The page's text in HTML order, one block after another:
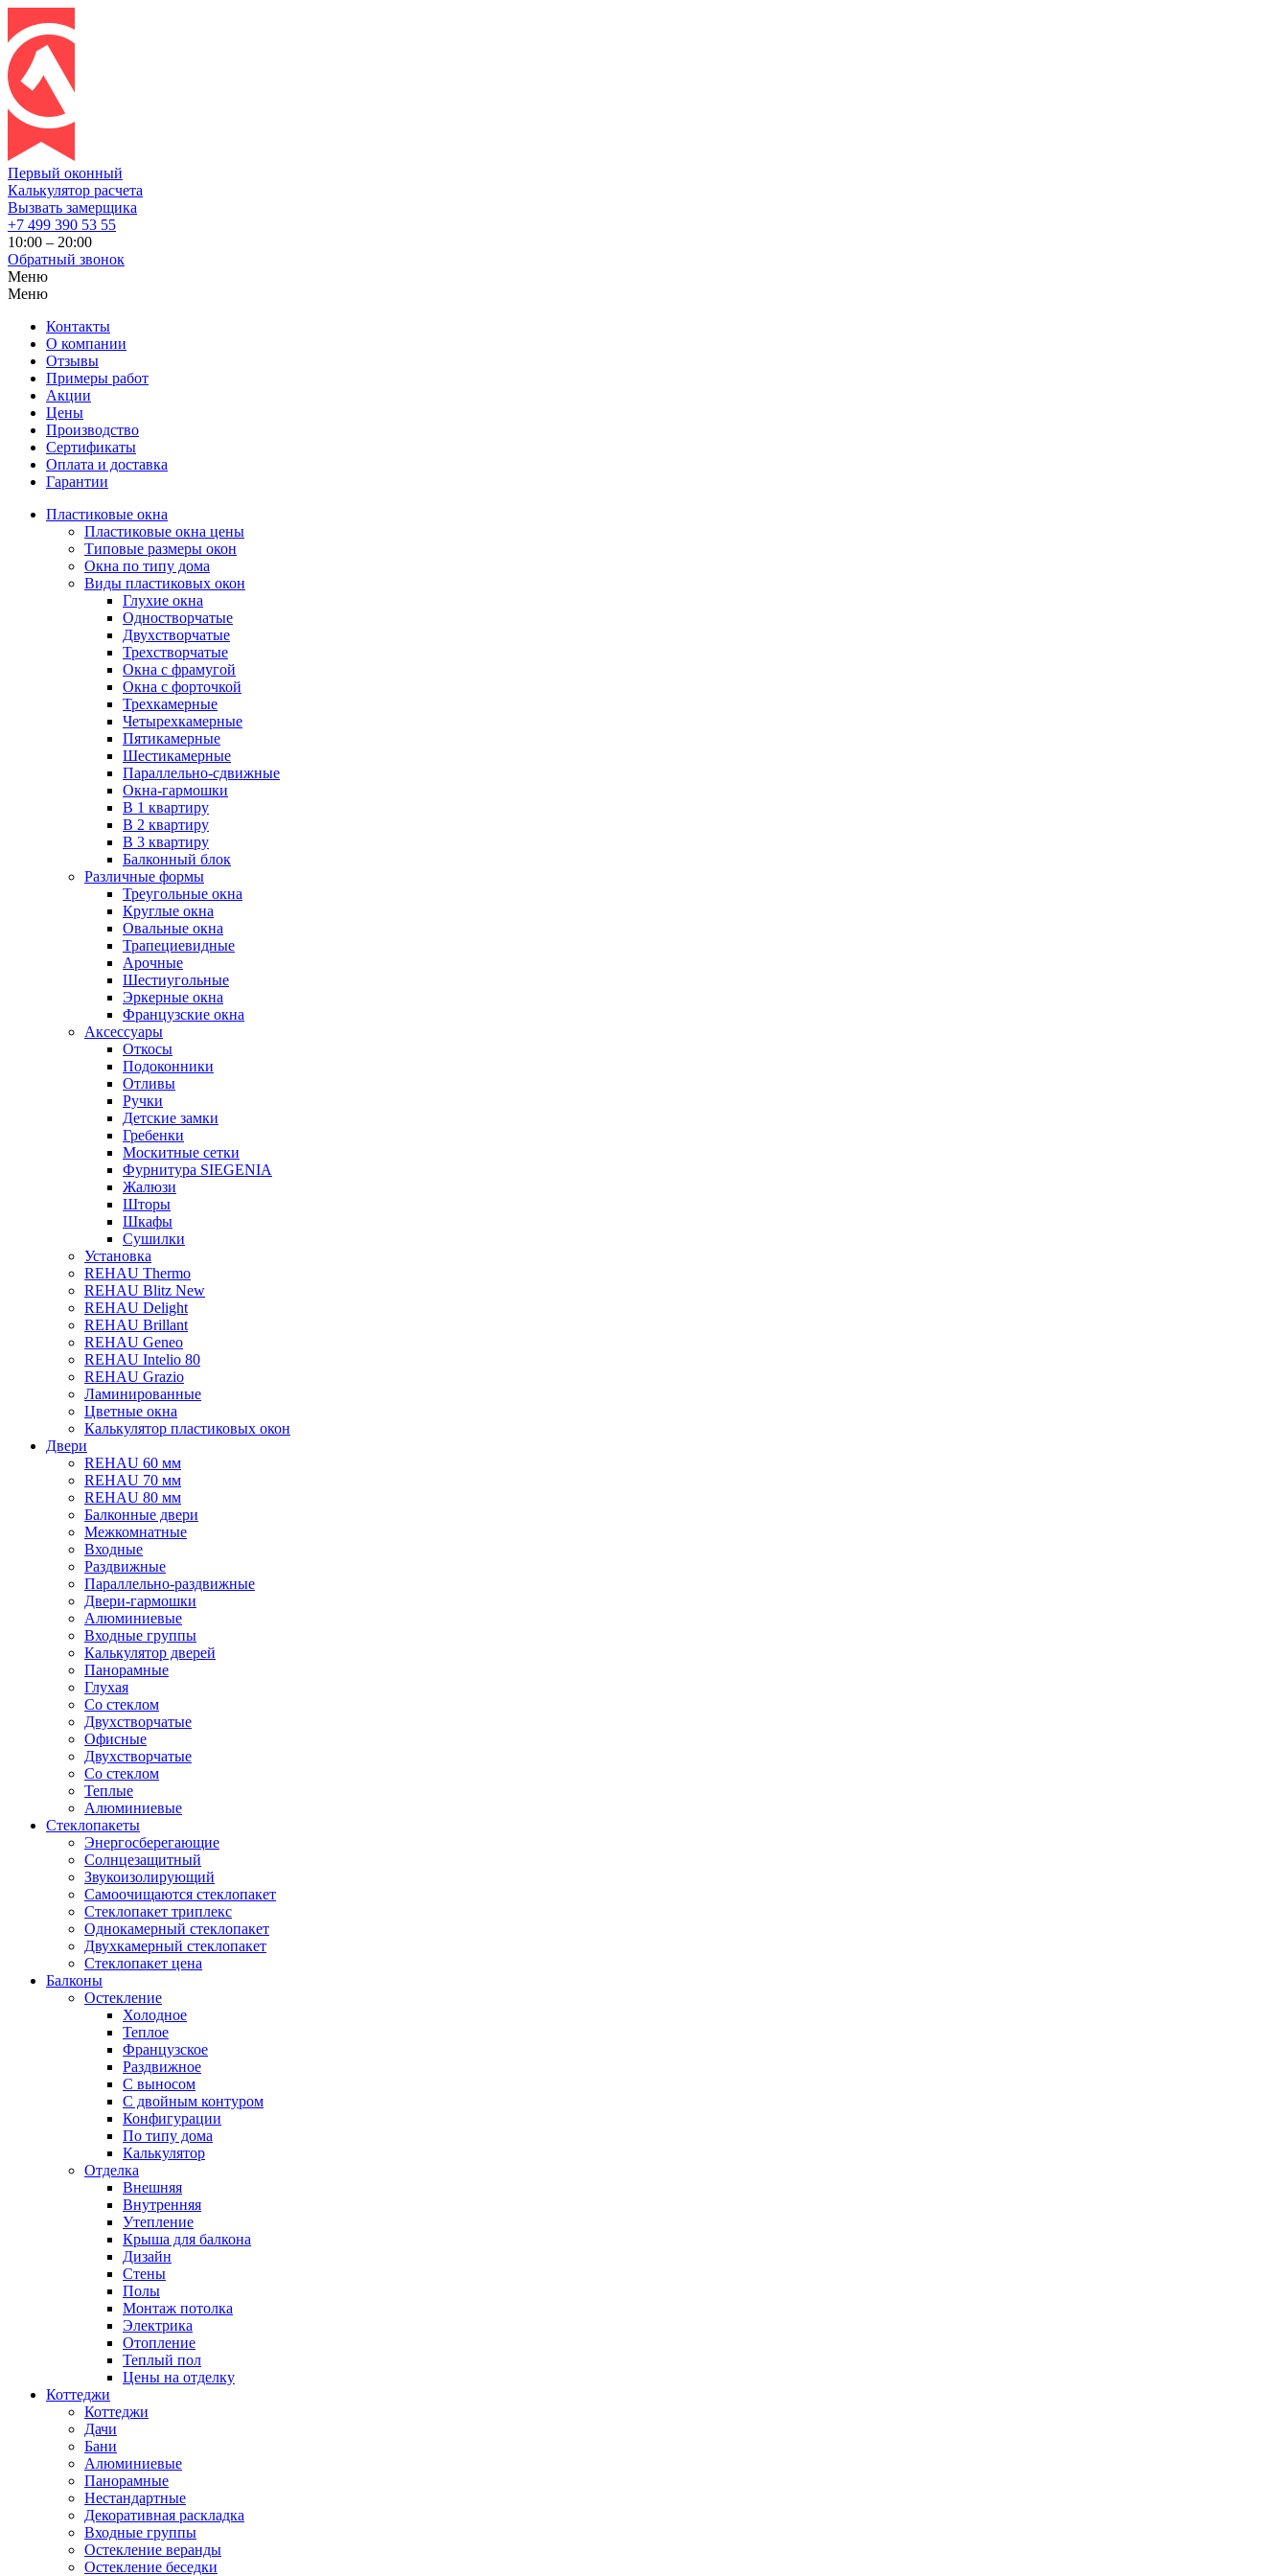
Первый оконный
Калькулятор расчета
Вызвать замерщика
+7 499 390 53 55
10:00 – 20:00
Обратный звонок
Меню
Меню
Контакты
О компании
Отзывы
Примеры работ
Акции
Цены
Производство
Сертификаты
Оплата и доставка
Гарантии
Пластиковые окна
Пластиковые окна цены
Типовые размеры окон
Окна по типу дома
Виды пластиковых окон
Глухие окна
Одностворчатые
Двухстворчатые
Трехстворчатые
Окна с фрамугой
Окна с форточкой
Трехкамерные
Четырехкамерные
Пятикамерные
Шестикамерные
Параллельно-сдвижные
Окна-гармошки
В 1 квартиру
В 2 квартиру
В 3 квартиру
Балконный блок
Различные формы
Треугольные окна
Круглые окна
Овальные окна
Трапециевидные
Арочные
Шестиугольные
Эркерные окна
Французские окна
Аксессуары
Откосы
Подоконники
Отливы
Ручки
Детские замки
Гребенки
Москитные сетки
Фурнитура SIEGENIA
Жалюзи
Шторы
Шкафы
Сушилки
Установка
REHAU Thermo
REHAU Blitz New
REHAU Delight
REHAU Brillant
REHAU Geneo
REHAU Intelio 80
REHAU Grazio
Ламинированные
Цветные окна
Калькулятор пластиковых окон
Двери
REHAU 60 мм
REHAU 70 мм
REHAU 80 мм
Балконные двери
Межкомнатные
Входные
Раздвижные
Параллельно-раздвижные
Двери-гармошки
Алюминиевые
Входные группы
Калькулятор дверей
Панорамные
Глухая
Со стеклом
Двухстворчатые
Офисные
Двухстворчатые
Со стеклом
Теплые
Алюминиевые
Стеклопакеты
Энергосберегающие
Солнцезащитный
Звукоизолирующий
Самоочищаются стеклопакет
Стеклопакет триплекс
Однокамерный стеклопакет
Двухкамерный стеклопакет
Стеклопакет цена
Балконы
Остекление
Холодное
Теплое
Французское
Раздвижное
С выносом
С двойным контуром
Конфигурации
По типу дома
Калькулятор
Отделка
Внешняя
Внутренняя
Утепление
Крыша для балкона
Дизайн
Стены
Полы
Монтаж потолка
Электрика
Отопление
Теплый пол
Цены на отделку
Коттеджи
Коттеджи
Дачи
Бани
Алюминиевые
Панорамные
Нестандартные
Декоративная раскладка
Входные группы
Остекление веранды
Остекление беседки